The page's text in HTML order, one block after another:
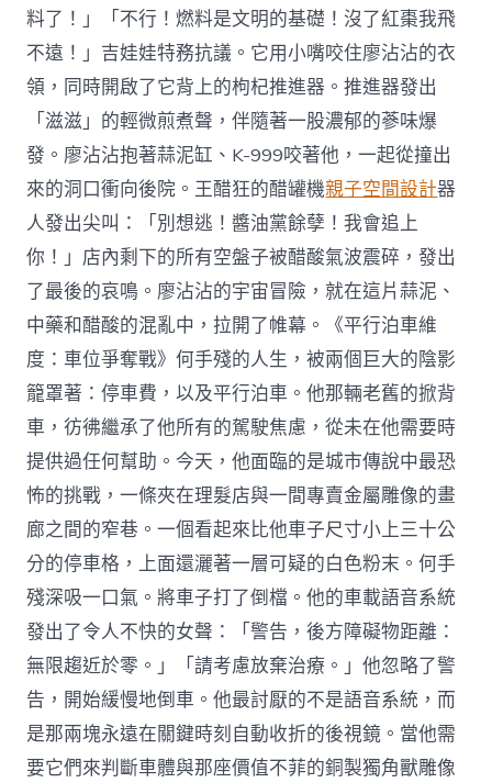
料了！」「不行！燃料是文明的基礎！沒了紅棗我飛
不遠！」吉娃娃特務抗議。它用小嘴咬住廖沾沾的衣
領，同時開啟了它背上的枸杞推進器。推進器發出
「滋滋」的輕微煎煮聲，伴隨著一股濃郁的蔘味爆
發。廖沾沾抱著蒜泥缸、K-999咬著他，一起從撞出
來的洞口衝向後院。王醋狂的醋罐機親子空間設計器
人發出尖叫：「別想逃！醬油黨餘孽！我會追上
你！」店內剩下的所有空盤子被醋酸氣波震碎，發出
了最後的哀鳴。廖沾沾的宇宙冒險，就在這片蒜泥、
中藥和醋酸的混亂中，拉開了帷幕。《平行泊車維
度：車位爭奪戰》何手殘的人生，被兩個巨大的陰影
籠罩著：停車費，以及平行泊車。他那輛老舊的掀背
車，彷彿繼承了他所有的駕駛焦慮，從未在他需要時
提供過任何幫助。今天，他面臨的是城市傳說中最恐
怖的挑戰，一條夾在理髮店與一間專賣金屬雕像的畫
廊之間的窄巷。一個看起來比他車子尺寸小上三十公
分的停車格，上面還灑著一層可疑的白色粉末。何手
殘深吸一口氣。將車子打了倒檔。他的車載語音系統
發出了令人不快的女聲：「警告，後方障礙物距離：
無限趨近於零。」「請考慮放棄治療。」他忽略了警
告，開始緩慢地倒車。他最討厭的不是語音系統，而
是那兩塊永遠在關鍵時刻自動收折的後視鏡。當他需
要它們來判斷車體與那座價值不菲的銅製獨角獸雕像